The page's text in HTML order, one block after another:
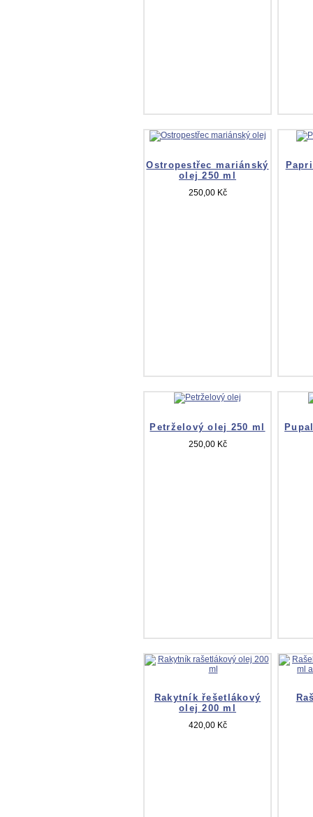
Ostropestřec mariánský
olej 250 ml
250,00 Kč
Petrželový olej 250 ml
250,00 Kč
Rakytník řešetlákový
olej 200 ml
420,00 Kč